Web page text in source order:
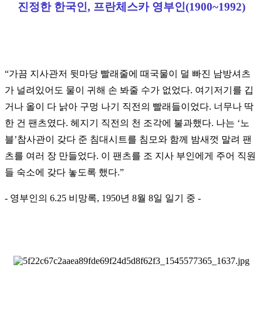
진정한 한국인, 프란체스카 영부인(1900~1992)
“가끔 지사관저 뒷마당 빨래줄에 때국물이 덜 빠진 남방셔츠
가 널려있어도 물이 귀해 손 봐줄 수가 없었다. 여기저기를 깁
거나 올이 다 낡아 구멍 나기 직전의 빨래들이었다. 너무나 딱
한 건 팬츠였다. 헤지기 직전의 천 조각에 불과했다. 나는 ‘노
블’참사관이 갖다 준 침대시트를 침모와 함께 밤새껏 말려 팬
츠를 여러 장 만들었다. 이 팬츠를 조 지사 부인에게 주어 직원
들 숙소에 갖다 놓도록 했다.”
- 영부인의 6.25 비망록, 1950년 8월 8일 일기 중 -